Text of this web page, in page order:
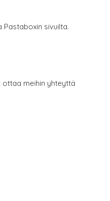
sivuilta.
ottaa meihin yhteyttä